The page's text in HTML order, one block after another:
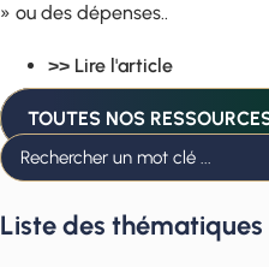
» ou des dépenses..
>> Lire l'article
TOUTES NOS
Liste des thématiques